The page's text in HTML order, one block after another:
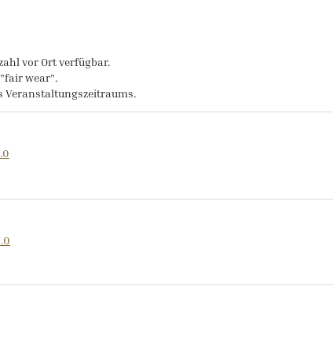
vor Ort verfügbar.
"fair wear".
Veranstaltungszeitraums.